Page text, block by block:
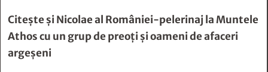
Citește șiNicolae al României-pelerinaj la Muntele
Athos cu un grup de preoți și oameni de afaceri
argeșeni